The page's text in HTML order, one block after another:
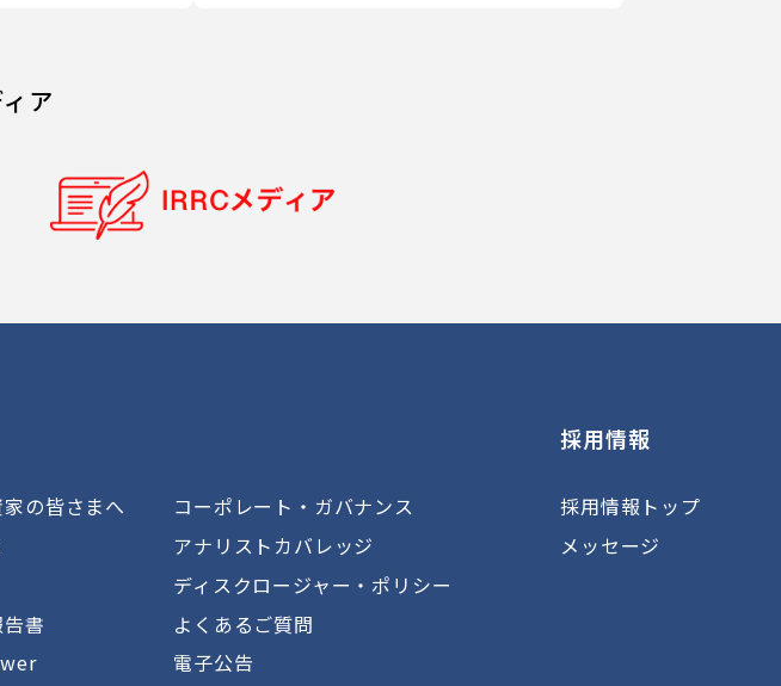
ア
の皆さまへ
書
コーポレート・ガバナンス
アナリストカバレッジ
ディスクロージャー・ポリシー
よくあるご質問
電子公告
採用情報
採用情報トップ
メッセージ